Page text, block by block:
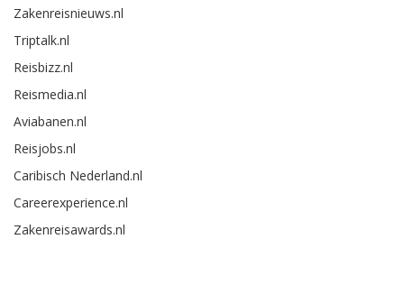
Zakenreisnieuws.nl
Triptalk.nl
Reisbizz.nl
Reismedia.nl
Aviabanen.nl
Reisjobs.nl
Caribisch Nederland.nl
Careerexperience.nl
Zakenreisawards.nl